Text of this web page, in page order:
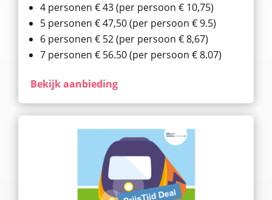
4 personen € 43 (per persoon € 10,75)
5 personen € 47,50 (per persoon € 9.5)
6 personen € 52 (per persoon € 8,67)
7 personen € 56.50 (per persoon € 8.07)
Bekijk aanbieding